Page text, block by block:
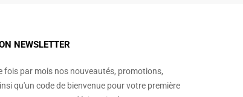
NEWSLETTER
fois par mois nos nouveautés, promotions,
qu'un code de bienvenue pour votre première